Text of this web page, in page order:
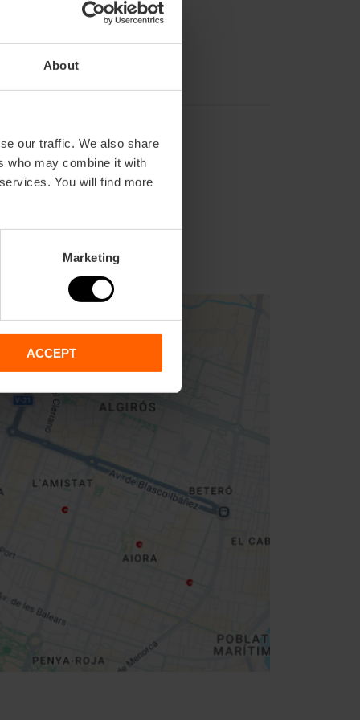
About
our traffic. We also share
who may combine it with
You will find more
Marketing
ACCEPT